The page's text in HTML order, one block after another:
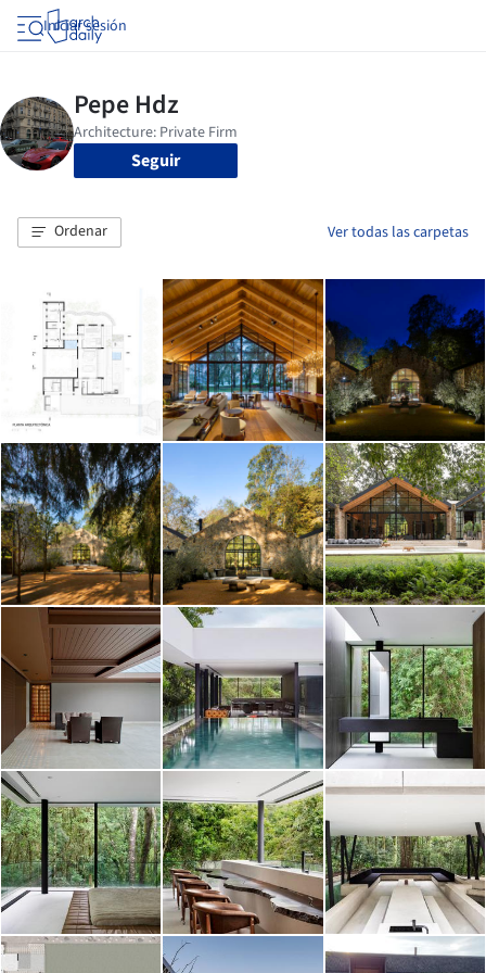
Iniciar sesión
Seguir
Ordenar Ver todas las carpetas